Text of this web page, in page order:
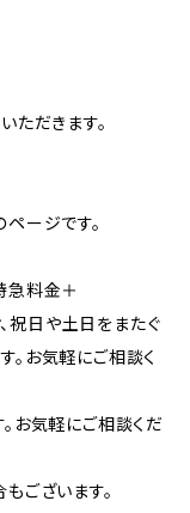
ただきます。
ージです。
急料金＋
祝日や土日をまたぐ
お気軽にご相談く
お気軽にご相談くだ
ございます。